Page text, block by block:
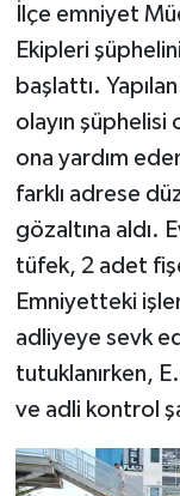
İlçe emniyet
Ekipleri
başlattı.
olayın
ona yardım
farklı adrese
gözaltına aldı.
tüfek, 2 adet
Emniyetteki
adliyeye sevk
tutuklanırken,
ve adli kontrol